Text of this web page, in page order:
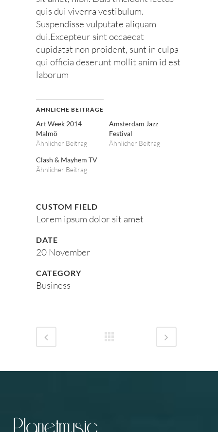
quis dui viverra vestibulum.
Suspendisse vulputate aliquam
dui.Excepteur sint occaecat
cupidatat non proident, sunt in culpa
qui officia deserunt mollit anim id est
laborum
ÄHNLICHE BEITRÄGE
Art Week 2014
Malmö
Ähnlicher Beitrag
Amsterdam Jazz
Festival
Ähnlicher Beitrag
Clash & Mayhem TV
Ähnlicher Beitrag
CUSTOM FIELD
Lorem ipsum dolor sit amet
DATE
20 November
CATEGORY
Business